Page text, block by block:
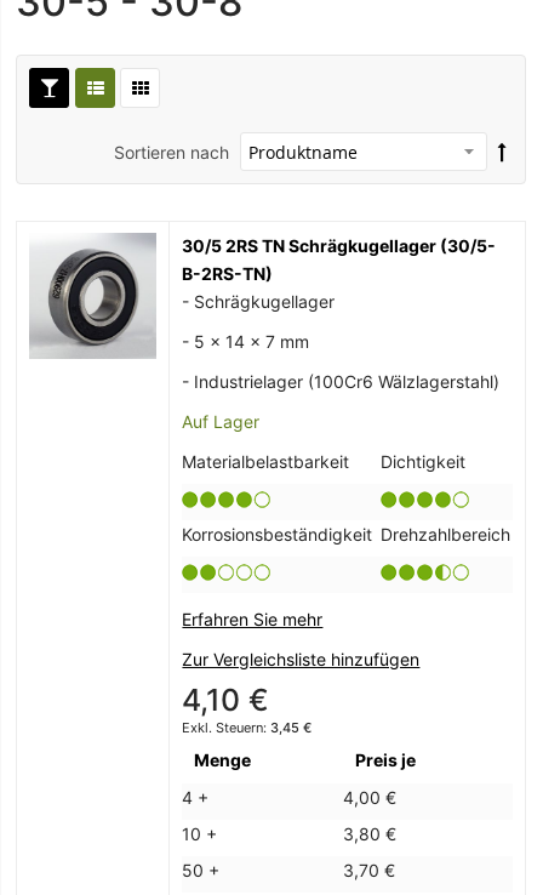
Sortieren nach
30/5 2RS TN Schrägkugellager (30/5-
B-2RS-TN)
- Schrägkugellager
- 5 x 14 x 7 mm
- Industrielager (100Cr6 Wälzlagerstahl)
Auf Lager
Materialbelastbarkeit
Dichtigkeit
Korrosionsbeständigkeit Drehzahlbereich
Erfahren Sie mehr
Zur Vergleichsliste hinzufügen
4,10 €
3,45 €
Menge
Preis je
4 +
4,00 €
10 +
3,80 €
50 +
3,70 €